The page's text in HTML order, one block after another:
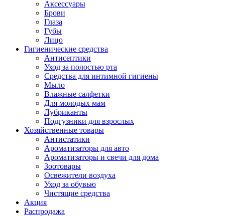
Аксессуары
Брови
Глаза
Губы
Лицо
Гигиенические средства
Антисептики
Уход за полостью рта
Средства для интимной гигиены
Мыло
Влажные салфетки
Для молодых мам
Лубриканты
Подгузники для взрослых
Хозяйственные товары
Антистатики
Ароматизаторы для авто
Ароматизаторы и свечи для дома
Зоотовары
Освежители воздуха
Уход за обувью
Чистящие средства
Акция
Распродажа